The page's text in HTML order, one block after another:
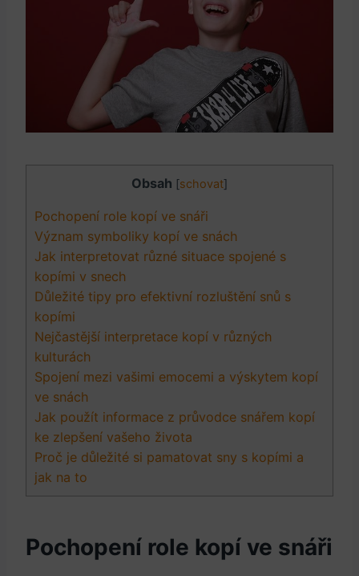
Obsah [schovat]
Pochopení role kopí ve snáři
Význam symboliky kopí ve snách
Jak interpretovat různé situace spojené s
kopími v snech
Důležité tipy pro efektivní rozluštění snů s
kopími
Nejčastější interpretace kopí v různých
kulturách
Spojení mezi vašimi emocemi a výskytem kopí
ve snách
Jak použít informace z průvodce snářem kopí
ke zlepšení vašeho života
Proč je důležité si pamatovat sny s kopími a
jak na to
Pochopení role kopí ve snáři